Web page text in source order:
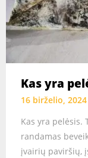
Kas yra
16 birželio, 2024
Kas yra pelėsis.
randamas
įvairių paviršių,